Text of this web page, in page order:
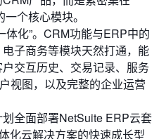
个核心模块。
体化”。CRM功能与ERP中的
子商务等模块天然打通，能
交互历史、交易记录、服务
视图，以及完整的企业运营
划全面部署NetSuite ERP云套
化云解决方案的快速成长型